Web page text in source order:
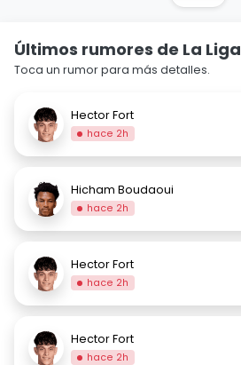
Últimos rumores de La Liga
Toca un rumor para más detalles.
Hector Fort
hace 2h
Hicham Boudaoui
hace 2h
Hector Fort
hace 2h
Hector Fort
hace 2h